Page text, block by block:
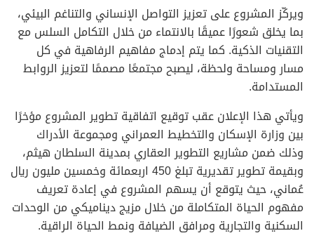
ويركّز المشروع على تعزيز التواصل الإنساني والتناغم البيئي،
بما يخلق شعورًا عميقًا بالانتماء من خلال التكامل السلس مع
التقنيات الذكية. كما يتم إدماج مفاهيم الرفاهية في كل
مسار ومساحة ولحظة، ليصبح مجتمعًا مصممًا لتعزيز الروابط
المستدامة.
ويأتي هذا الإعلان عقب توقيع اتفاقية تطوير المشروع مؤخرًا
بين وزارة الإسكان والتخطيط العمراني ومجموعة الأدراك
وذلك ضمن مشاريع التطوير العقاري بمدينة السلطان هيثم،
وبقيمة تطوير تقديرية تبلغ 450 اربعمائة وخمسين مليون ريال
عُماني، حيث يتوقع أن يسهم المشروع في إعادة تعريف
مفهوم الحياة المتكاملة من خلال مزيج ديناميكي من الوحدات
السكنية والتجارية ومرافق الضيافة ونمط الحياة الراقية.